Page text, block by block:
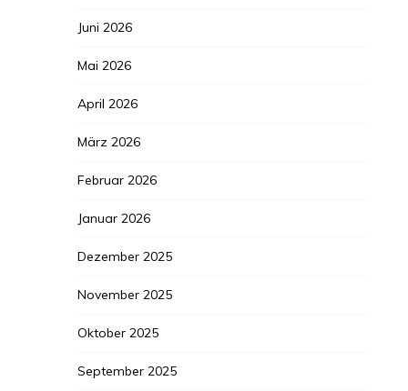
Juni 2026
Mai 2026
April 2026
März 2026
Februar 2026
Januar 2026
Dezember 2025
November 2025
Oktober 2025
September 2025